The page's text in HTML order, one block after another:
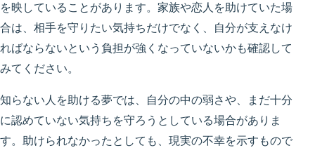
を映していることがあります。家族や恋人を助けていた場
合は、相手を守りたい気持ちだけでなく、自分が支えなけ
ればならないという負担が強くなっていないかも確認して
みてください。
知らない人を助ける夢では、自分の中の弱さや、まだ十分
に認めていない気持ちを守ろうとしている場合がありま
す。助けられなかったとしても、現実の不幸を示すもので